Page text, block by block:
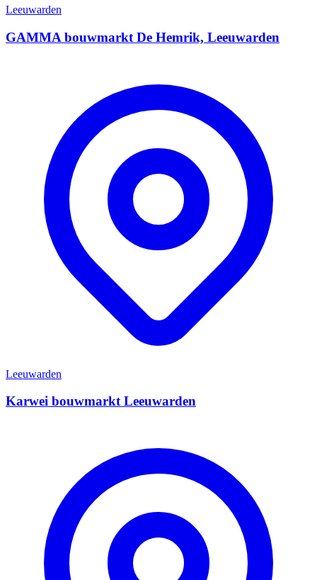
Leeuwarden
GAMMA bouwmarkt De Hemrik, Leeuwarden
Leeuwarden
Karwei bouwmarkt Leeuwarden